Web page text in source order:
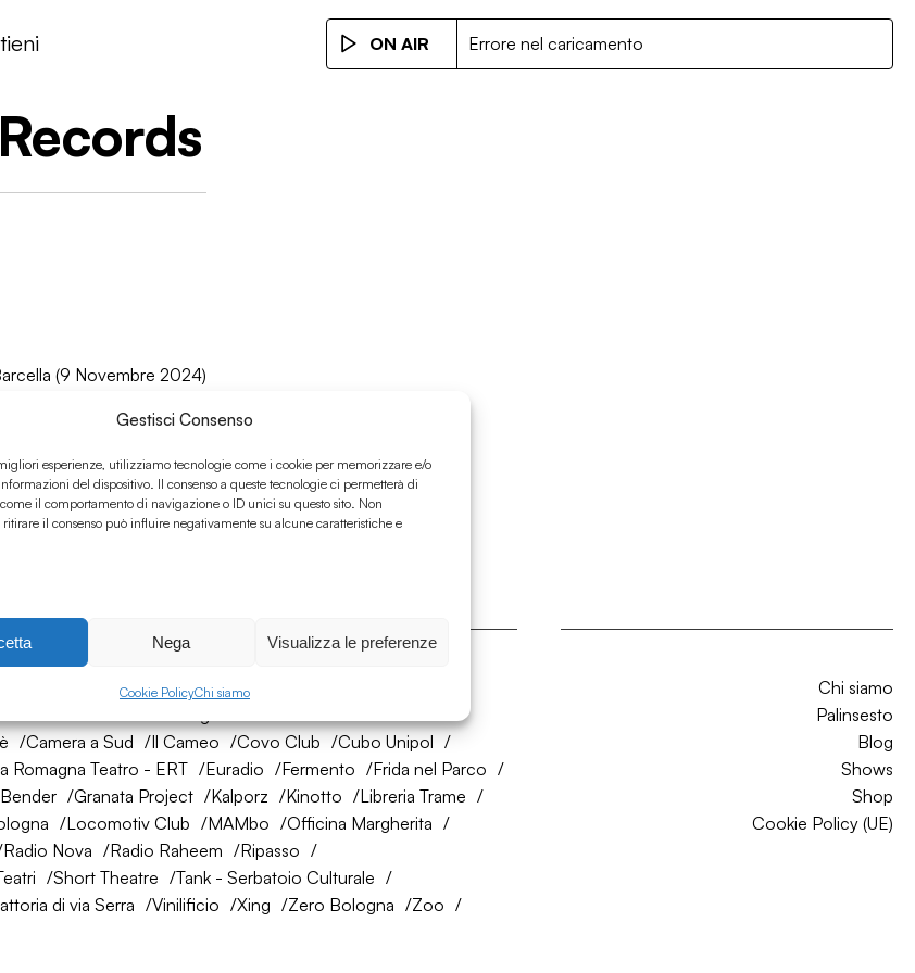
Gestisci Consenso
esperienze, utilizziamo tecnologie come i cookie per memorizzare e/o
del dispositivo. Il consenso a queste tecnologie ci permetterà di
il comportamento di navigazione o ID unici su questo sito. Non
ritirare il consenso può influire negativamente su alcune caratteristiche e
Nega Visualizza le preferenze
Cookie PolicyChi siamo
ON AIR Errore nel caricamento
(9 Novembre 2024)
Camera a Sud Il Cameo Covo Club
Cubo Unipol
Romagna Teatro - ERT Euradio Fermento
Frida nel Parco
Granata Project Kalporz Kinotto
Libreria Trame
Locomotiv Club MAMbo
Officina Margherita
Radio Nova Radio Raheem
Ripasso
Short Theatre
Tank - Serbatoio Culturale
di via Serra Vinilificio Xing Zero Bologna Zoo
Chi siamo
Palinsesto
Blog
Shows
Shop
Cookie Policy (UE)